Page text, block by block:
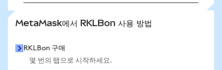
MetaMask에서 RKLBon 사용 방법
RKLBon 구매
몇 번의 탭으로 시작하세요.